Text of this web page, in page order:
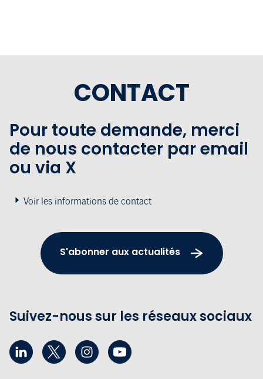
CONTACT
Pour toute demande, merci
de nous contacter par email
ou via X
Voir les informations de contact
S'abonner aux actualités
Suivez-nous sur les réseaux sociaux